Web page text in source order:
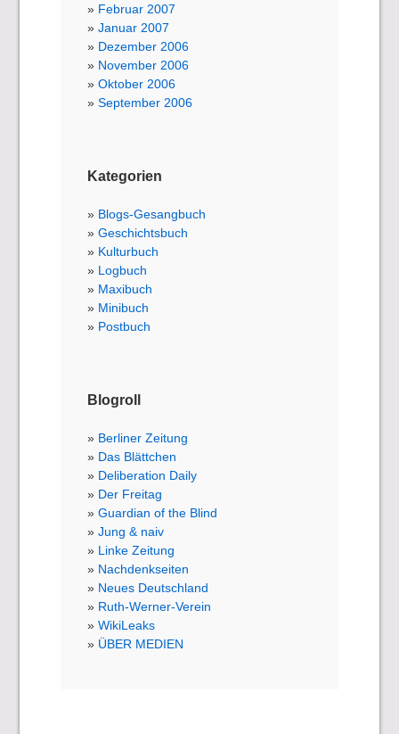
Februar 2007
Januar 2007
Dezember 2006
November 2006
Oktober 2006
September 2006
Kategorien
Blogs-Gesangbuch
Geschichtsbuch
Kulturbuch
Logbuch
Maxibuch
Minibuch
Postbuch
Blogroll
Berliner Zeitung
Das Blättchen
Deliberation Daily
Der Freitag
Guardian of the Blind
Jung & naiv
Linke Zeitung
Nachdenkseiten
Neues Deutschland
Ruth-Werner-Verein
WikiLeaks
ÜBER MEDIEN